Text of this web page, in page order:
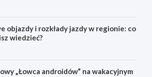
objazdy i rozkłady jazdy w regionie: co
wiedzieć?
„Łowca androidów” na wakacyjnym